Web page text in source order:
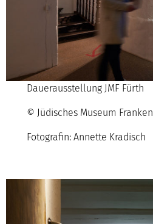
Dauerausstellung JMF Fürth
© Jüdisches Museum Franken
Fotografin: Annette Kradisch